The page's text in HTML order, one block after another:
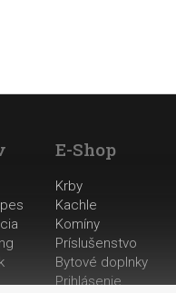
E-Shop
Krby
Kachle
Komíny
Príslušenstvo
Bytové doplnky
Prihlásenie